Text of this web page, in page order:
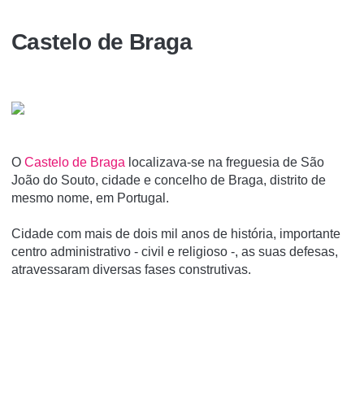
Castelo de Braga
O Castelo de Braga localizava-se na freguesia de São
João do Souto, cidade e concelho de Braga, distrito de
mesmo nome, em Portugal.
Cidade com mais de dois mil anos de história, importante
centro administrativo - civil e religioso -, as suas defesas,
atravessaram diversas fases construtivas.